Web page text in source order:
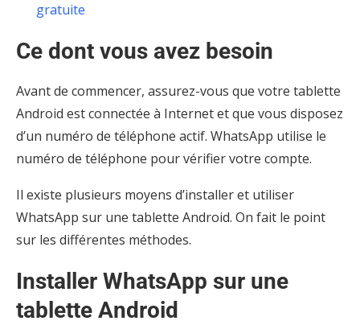
gratuite
Ce dont vous avez besoin
Avant de commencer, assurez-vous que votre tablette
Android est connectée à Internet et que vous disposez
d’un numéro de téléphone actif. WhatsApp utilise le
numéro de téléphone pour vérifier votre compte.
Il existe plusieurs moyens d’installer et utiliser
WhatsApp sur une tablette Android. On fait le point
sur les différentes méthodes.
Installer WhatsApp sur une
tablette Android